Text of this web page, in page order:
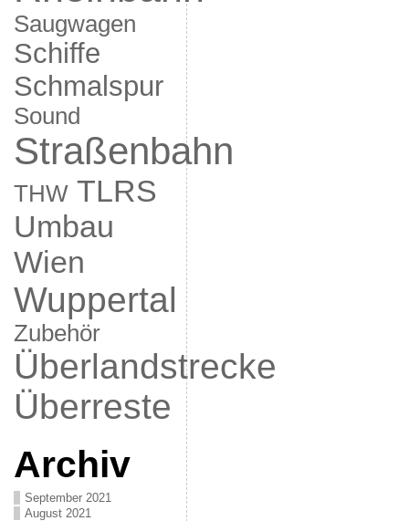
Saugwagen
Schiffe
Schmalspur
Sound
Straßenbahn
THW TLRS
Umbau
Wien
Wuppertal
Zubehör
Überlandstrecke
Überreste
Archiv
September 2021
August 2021